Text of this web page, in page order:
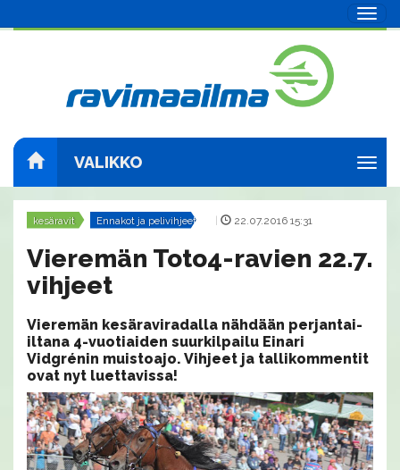
VALIKKO
kesäravit Ennakot ja pelivihjeet 22.07.2016 15:31
Vieremän Toto4-ravien 22.7.
vihjeet
Vieremän kesäraviradalla nähdään perjantai-
iltana 4-vuotiaiden suurkilpailu Einari
Vidgrénin muistoajo. Vihjeet ja tallikommentit
ovat nyt luettavissa!